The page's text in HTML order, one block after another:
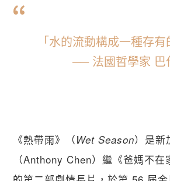
「水的流動構成一種存有
── 法國哲學家 巴
《熱帶雨》（Wet Season）是新
（Anthony Chen）繼《爸媽不在